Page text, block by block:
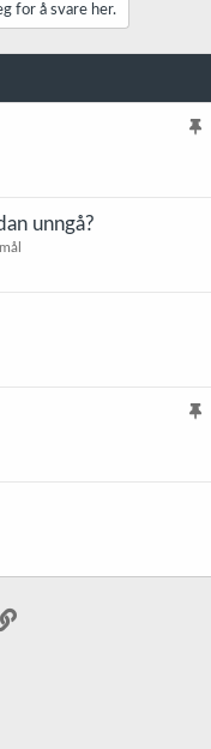
for å svare her.
K
unngå?
K